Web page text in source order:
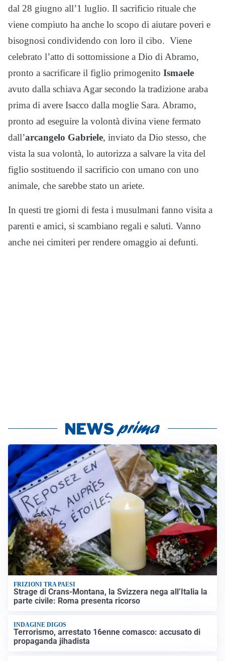
dal 28 giugno all’1 luglio. Il sacrificio rituale che
viene compiuto ha anche lo scopo di aiutare poveri e
bisognosi condividendo con loro il cibo. Viene
celebrato l’atto di sottomissione a Dio di Abramo,
pronto a sacrificare il figlio primogenito Ismaele
avuto dalla schiava Agar secondo la tradizione araba
prima di avere Isacco dalla moglie Sara. Abramo,
pronto ad eseguire la volontà divina viene fermato
dall’arcangelo Gabriele, inviato da Dio stesso, che
vista la sua volontà, lo autorizza a salvare la vita del
figlio sostituendo il sacrificio con umano con uno
animale, che sarebbe stato un ariete.
In questi tre giorni di festa i musulmani fanno visita a
parenti e amici, si scambiano regali e saluti. Vanno
anche nei cimiteri per rendere omaggio ai defunti.
FRIZIONI TRA PAESI
Strage di Crans-Montana, la Svizzera nega all’Italia la
parte civile: Roma presenta ricorso
INDAGINE DIGOS
Terrorismo, arrestato 16enne comasco: accusato di
propaganda jihadista
NON SI FERMA LA TENSIONE
Crisi Ceuta, la Spagna attacca l’Italia: “Revochi i
LUTTO
Francesco Guccini è morto a 86 anni: addio a un